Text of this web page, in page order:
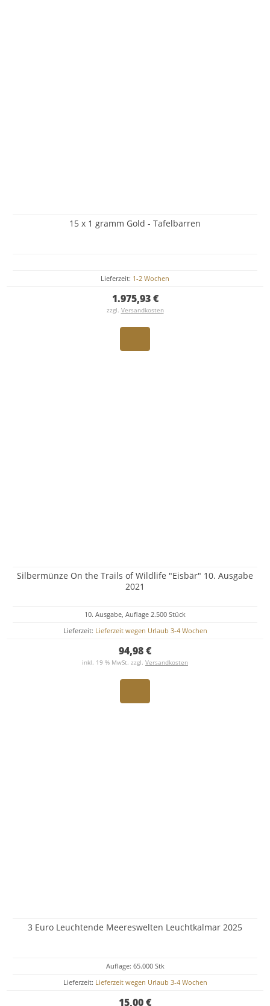
15 x 1 gramm Gold - Tafelbarren
Lieferzeit: 1-2 Wochen
1.975,93 €
zzgl. Versandkosten
Silbermünze On the Trails of Wildlife "Eisbär" 10. Ausgabe
2021
10. Ausgabe, Auflage 2.500 Stück
Lieferzeit: Lieferzeit wegen Urlaub 3-4 Wochen
94,98 €
inkl. 19 % MwSt. zzgl. Versandkosten
3 Euro Leuchtende Meereswelten Leuchtkalmar 2025
Auflage: 65.000 Stk
Lieferzeit: Lieferzeit wegen Urlaub 3-4 Wochen
15,00 €